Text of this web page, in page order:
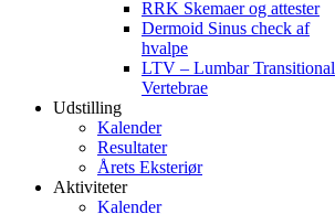
RRK Skemaer og attester
Dermoid Sinus check af
hvalpe
LTV – Lumbar Transitional
Vertebrae
Udstilling
Kalender
Resultater
Årets Eksteriør
Aktiviteter
Kalender